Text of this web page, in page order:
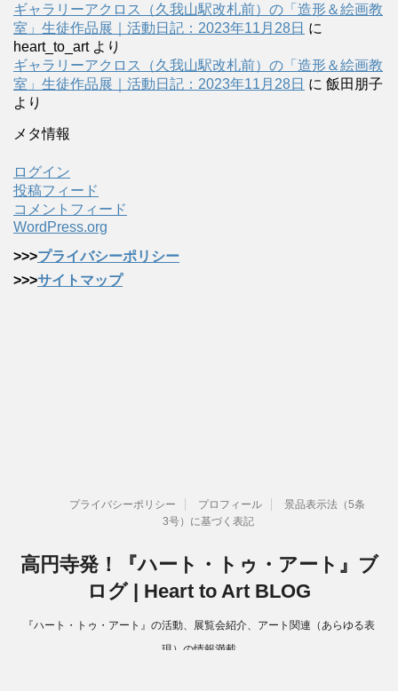
ギャラリーアクロス（久我山駅改札前）の「造形＆絵画教
室」生徒作品展｜活動日記：2023年11月28日 に
heart_to_artより
ギャラリーアクロス（久我山駅改札前）の「造形＆絵画教
室」生徒作品展｜活動日記：2023年11月28日 に 飯田朋子
より
メタ情報
ログイン
投稿フィード
コメントフィード
WordPress.org
>>>プライバシーポリシー
>>>サイトマップ
プライバシーポリシー プロフィール
景品表示法（5条
3号）に基づく表記
高円寺発！『ハート・トゥ・アート』ブ
ログ | Heart to Art BLOG
『ハート・トゥ・アート』の活動、展覧会紹介、アート関連（あらゆる表
現）の情報満載